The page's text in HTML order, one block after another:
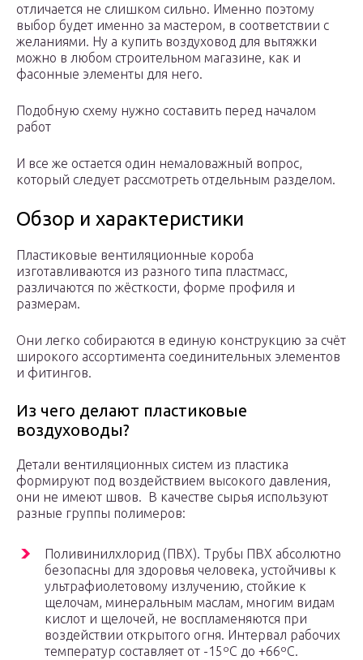
отличается не слишком сильно. Именно поэтому
выбор будет именно за мастером, в соответствии с
желаниями. Ну а купить воздуховод для вытяжки
можно в любом строительном магазине, как и
фасонные элементы для него.
Подобную схему нужно составить перед началом
работ
И все же остается один немаловажный вопрос,
который следует рассмотреть отдельным разделом.
Обзор и характеристики
Пластиковые вентиляционные короба
изготавливаются из разного типа пластмасс,
различаются по жёсткости, форме профиля и
размерам.
Они легко собираются в единую конструкцию за счёт
широкого ассортимента соединительных элементов
и фитингов.
Из чего делают пластиковые
воздуховоды?
Детали вентиляционных систем из пластика
формируют под воздействием высокого давления,
они не имеют швов. В качестве сырья используют
разные группы полимеров:
Поливинилхлорид (ПВХ). Трубы ПВХ абсолютно
безопасны для здоровья человека, устойчивы к
ультрафиолетовому излучению, стойкие к
щелочам, минеральным маслам, многим видам
кислот и щелочей, не воспламеняются при
воздействии открытого огня. Интервал рабочих
температур составляет от -15ºС до +66ºС.